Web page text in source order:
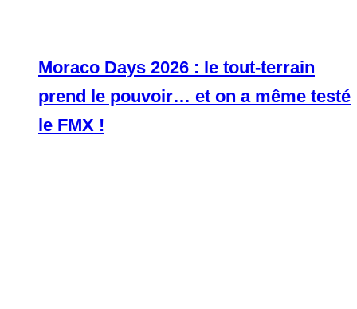
Moraco Days 2026 : le tout-terrain
prend le pouvoir… et on a même testé
le FMX !